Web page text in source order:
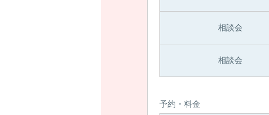
相談会
相談会
予約・料金